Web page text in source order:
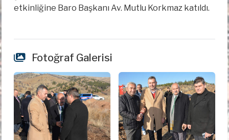
etkinliğine Baro Başkanı Av. Mutlu Korkmaz katıldı.
Fotoğraf Galerisi